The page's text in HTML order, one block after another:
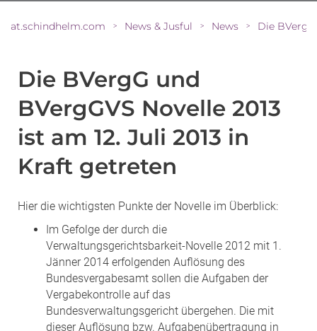
at.schindhelm.com > News & Jusful > News >
Die BVergG und
BVergGVS Novelle 2013
ist am 12. Juli 2013 in
Kraft getreten
Hier die wichtigsten Punkte der Novelle im Überblick:
Im Gefolge der durch die
Verwaltungsgerichtsbarkeit-Novelle 2012 mit 1.
Jänner 2014 erfolgenden Auflösung des
Bundesvergabesamt sollen die Aufgaben der
Vergabekontrolle auf das
Bundesverwaltungsgericht übergehen. Die mit
dieser Auflösung bzw. Aufgabenübertragung in